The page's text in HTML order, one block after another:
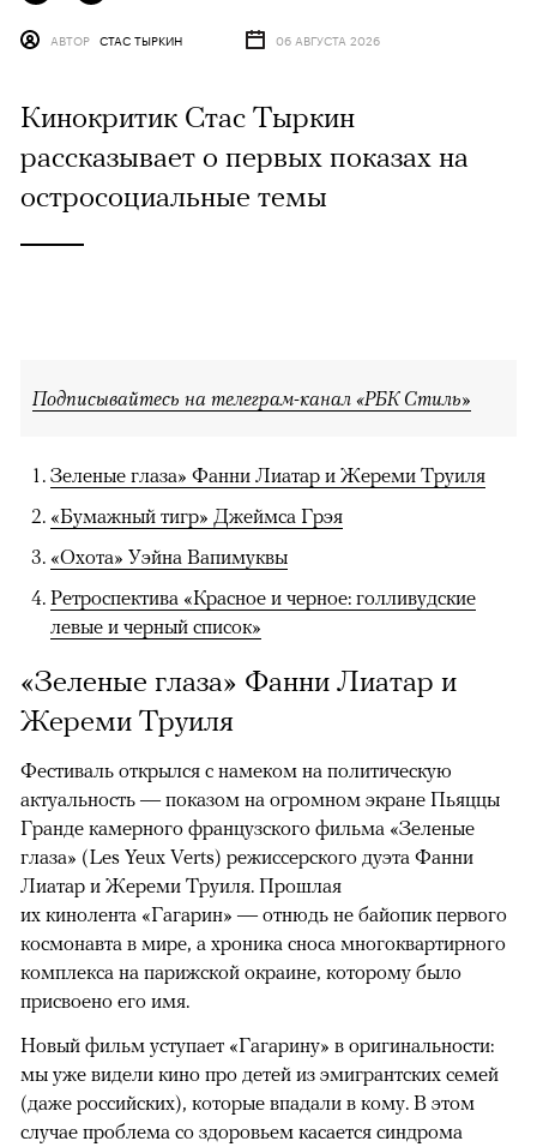
АВТОР СТАС ТЫРКИН 06 АВГУСТА 2026
Кинокритик Стас Тыркин
рассказывает о первых показах на
остросоциальные темы
Подписывайтесь на телеграм-канал «РБК Стиль»
Зеленые глаза» Фанни Лиатар и Жереми Труиля
«Бумажный тигр» Джеймса Грэя
«Охота» Уэйна Вапимуквы
Ретроспектива «Красное и черное: голливудские
левые и черный список»
«Зеленые глаза» Фанни Лиатар и
Жереми Труиля
Фестиваль открылся с намеком на политическую
актуальность — показом на огромном экране Пьяццы
Гранде камерного французского фильма «Зеленые
глаза» (Les Yeux Verts) режиссерского дуэта Фанни
Лиатар и Жереми Труиля. Прошлая
их кинолента «Гагарин» — отнюдь не байопик первого
космонавта в мире, а хроника сноса многоквартирного
комплекса на парижской окраине, которому было
присвоено его имя.
Новый фильм уступает «Гагарину» в оригинальности:
мы уже видели кино про детей из эмигрантских семей
(даже российских), которые впадали в кому. В этом
случае проблема со здоровьем касается синдрома